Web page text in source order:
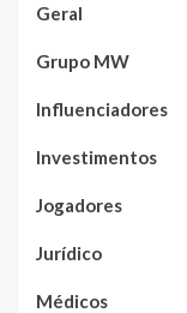
Geral
Grupo MW
Influenciadores
Investimentos
Jogadores
Jurídico
Médicos